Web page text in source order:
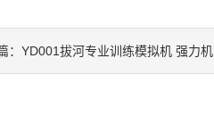
： YD001拔河专业训练模拟机 强力机